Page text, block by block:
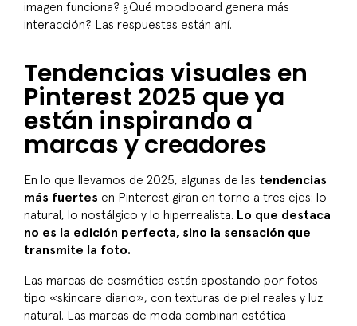
imagen funciona? ¿Qué moodboard genera más
interacción? Las respuestas están ahí.
Tendencias visuales en
Pinterest 2025 que ya
están inspirando a
marcas y creadores
En lo que llevamos de 2025, algunas de las tendencias
más fuertes en Pinterest giran en torno a tres ejes: lo
natural, lo nostálgico y lo hiperrealista. Lo que destaca
no es la edición perfecta, sino la sensación que
transmite la foto.
Las marcas de cosmética están apostando por fotos
tipo «skincare diario», con texturas de piel reales y luz
natural. Las marcas de moda combinan estética